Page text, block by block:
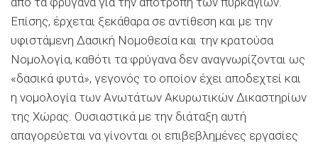
Επίσης, έρχεται ξεκάθαρα σε αντίθεση και με την
υφιστάμενη Δασική Νομοθεσία και την κρατούσα
Νομολογία, καθότι τα φρύγανα δεν αναγνωρίζονται ως
«δασικά φυτά», γεγονός το οποίον έχει αποδεχτεί και
η νομολογία των Ανωτάτων Ακυρωτικών Δικαστηρίων
της Χώρας. Ουσιαστικά με την διάταξη αυτή
απαγορεύεται να γίνονται οι επιβεβλημένες εργασίες